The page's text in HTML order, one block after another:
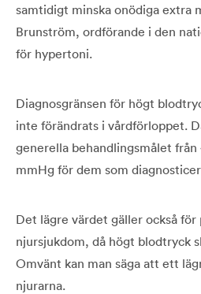
samtidigt minska onödiga extra
Brunström, ordförande i den
för hypertoni.
Diagnosgränsen för högt
inte förändrats i vårdförloppet.
generella behandlingsmålet
mmHg för dem som
Det lägre värdet gäller också
njursjukdom, då högt blodtryck
Omvänt kan man säga att ett
njurarna.